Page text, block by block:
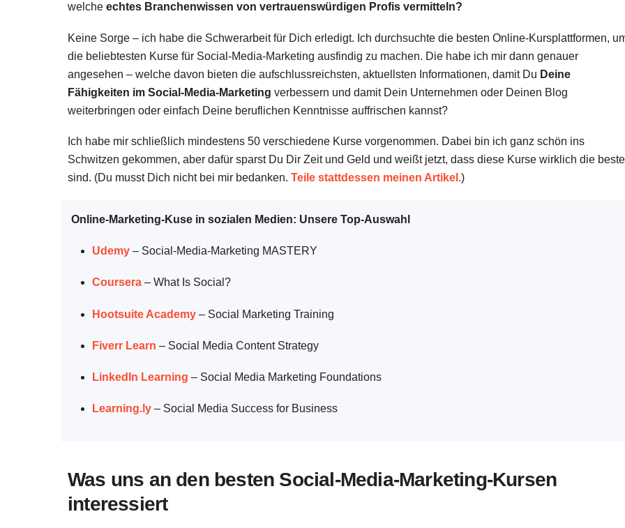
welche echtes Branchenwissen von vertrauenswürdigen Profis vermitteln?
Keine Sorge – ich habe die Schwerarbeit für Dich erledigt. Ich durchsuchte die besten Online-Kursplattformen,
die beliebtesten Kurse für Social-Media-Marketing ausfindig zu machen. Die habe ich mir dann genauer
angesehen – welche davon bieten die aufschlussreichsten, aktuellsten Informationen, damit Du Deine
Fähigkeiten im Social-Media-Marketing verbessern und damit Dein Unternehmen oder Deinen Blog
weiterbringen oder einfach Deine beruflichen Kenntnisse auffrischen kannst?
Ich habe mir schließlich mindestens 50 verschiedene Kurse vorgenommen. Dabei bin ich ganz schön ins
Schwitzen gekommen, aber dafür sparst Du Dir Zeit und Geld und weißt jetzt, dass diese Kurse wirklich die
sind. (Du musst Dich nicht bei mir bedanken. Teile stattdessen meinen Artikel.)
Online-Marketing-Kuse in sozialen Medien: Unsere Top-Auswahl
Udemy – Social-Media-Marketing MASTERY
Coursera – What Is Social?
Hootsuite Academy – Social Marketing Training
Fiverr Learn – Social Media Content Strategy
LinkedIn Learning – Social Media Marketing Foundations
Learning.ly – Social Media Success for Business
Was uns an den besten Social-Media-Marketing-Kursen
interessiert